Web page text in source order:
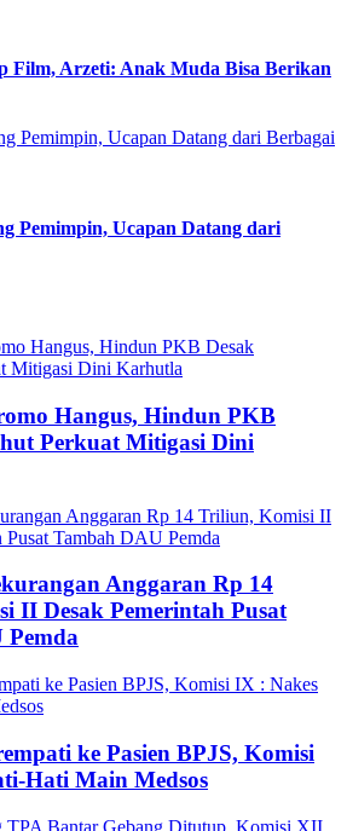
Film, Arzeti: Anak Muda Bisa Berikan
Pemimpin, Ucapan Datang dari
Hangus, Hindun PKB
Perkuat Mitigasi Dini
Anggaran Rp 14
II Desak Pemerintah Pusat
Pemda
ke Pasien BPJS, Komisi
Hati Main Medsos